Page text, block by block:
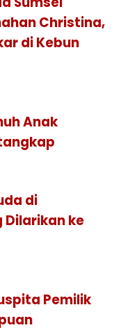
Christina,
di Kebun
Anak
di
Dilarikan ke
Pemilik